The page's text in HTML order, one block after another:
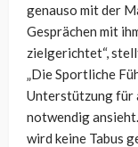
genauso mit der
Gesprächen mit
zielgerichtet“,
„Die Sportliche
Unterstützung für
notwendig
wird keine Tabus